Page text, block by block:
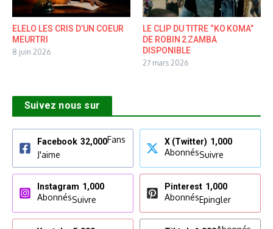
ELELO LES CRIS D’UN COEUR
MEURTRI
8 juin 2026
LE CLIP DU TITRE “KO KOMA”
DE ROBIN 2 ZAMBA
DISPONIBLE
27 mars 2026
Suivez nous sur
Facebook 32,000Fans
J'aime
X (Twitter) 1,000
AbonnésSuivre
Instagram 1,000
AbonnésSuivre
Pinterest 1,000
AbonnésEpingler